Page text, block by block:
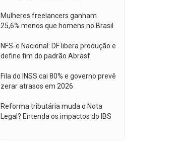
Mulheres freelancers ganham
25,6% menos que homens no Brasil
NFS-e Nacional: DF libera produção e
define fim do padrão Abrasf
Fila do INSS cai 80% e governo prevê
zerar atrasos em 2026
Reforma tributária muda o Nota
Legal? Entenda os impactos do IBS